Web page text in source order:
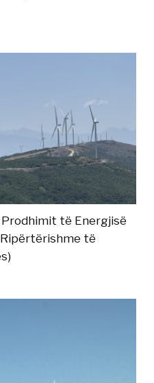
të Energjisë
të